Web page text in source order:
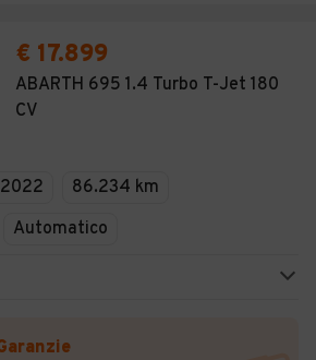
€ 17.899
ABARTH 695 1.4 Turbo T-Jet 180
CV
86.234 km
Automatico